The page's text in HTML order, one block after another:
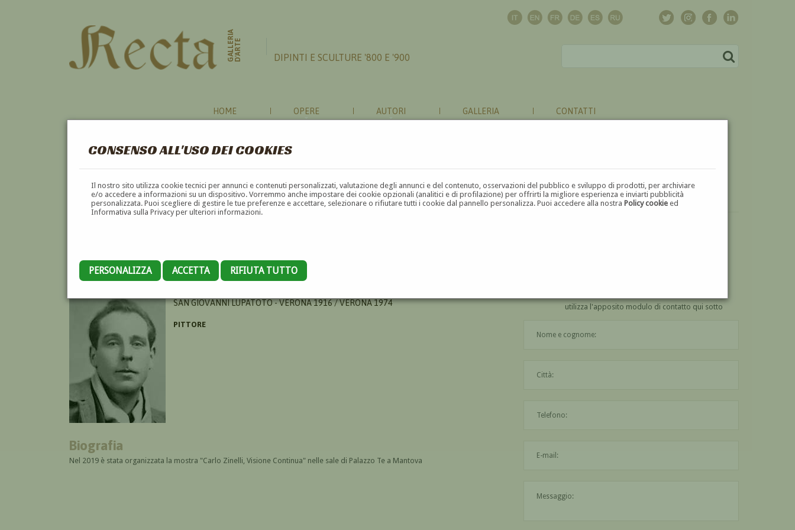
CONSENSO ALL'USO DEI COOKIES
Il nostro sito utilizza cookie tecnici per annunci e contenuti personalizzati, valutazione degli annunci e del contenuto, osservazioni del pubblico e sviluppo di prodotti, per archiviare
e/o accedere a informazioni su un dispositivo. Vorremmo anche impostare dei cookie opzionali (analitici e di profilazione) per offrirti la migliore esperienza e inviarti pubblicità
personalizzata. Puoi scegliere di gestire le tue preferenze e accettare, selezionare o rifiutare tutti i cookie dal pannello personalizza. Puoi accedere alla nostraPolicy cookie ed
Informativa sulla Privacy per ulteriori informazioni.
PERSONALIZZA ACCETTA RIFIUTA TUTTO
GALLERIAD'ARTE DIPINTI E SCULTURE '800 E '900
HOME OPERE AUTORI GALLERIA CONTATTI
CARLO ZINELLI
SAN GIOVANNI LUPATOTO - VERONA 1916 / VERONA 1974
PITTORE
Biografia
Nel 2019 è stata organizzata la mostra "Carlo Zinelli, Visione Continua" nelle sale di Palazzo Te a Mantova
utilizza l'apposito modulo di contatto qui sotto